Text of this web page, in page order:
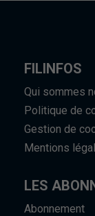
FILINFOS
Qui sommes
Politique de
Gestion de
Mentions
LES
Abonnement